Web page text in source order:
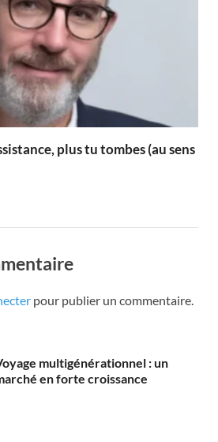
plus tu tombes (au sens
pour publier un commentaire.
multigénérationnel : un
en forte croissance